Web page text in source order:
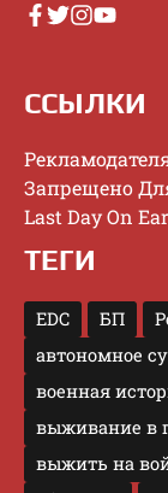
ССЫЛКИ
Запрещено
Last Day On
ТЕГИ
EDC БП
автономное
военная
выживание в
выжить на